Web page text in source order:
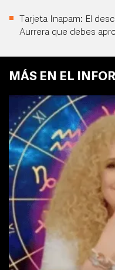
Tarjeta Inapam: El
Aurrera que debes
MÁS EN EL